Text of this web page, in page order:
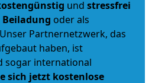
und stressfrei
Beiladung oder als
Partnernetzwerk, das
haben, ist
sogar international
sich jetzt kostenlose